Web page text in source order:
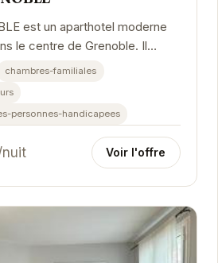
est un aparthotel moderne
le centre de Grenoble. Il
indépendants avec
chambres-familiales
personnes-handicapees
nuit Voir l'offre